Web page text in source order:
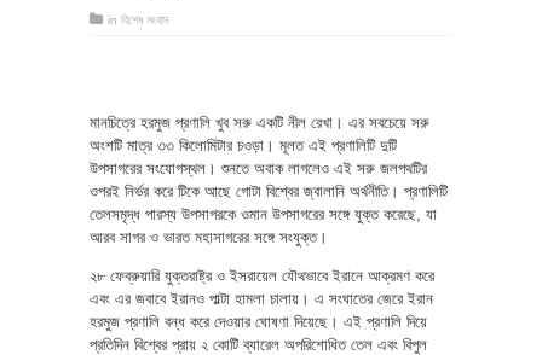
in বিশেষ সংবাদ
মানচিত্রে হরমুজ প্রণালি খুব সরু একটি নীল রেখা। এর সবচেয়ে সরু
অংশটি মাত্র ৩৩ কিলোমিটার চওড়া। মূলত এই প্রণালিটি দুটি
উপসাগরের সংযোগস্থল। শুনতে অবাক লাগলেও এই সরু জলপথটির
ওপরই নির্ভর করে টিকে আছে গোটা বিশ্বের জ্বালানি অর্থনীতি। প্রণালিটি
তেলসমৃদ্ধ পারস্য উপসাগরকে ওমান উপসাগরের সঙ্গে যুক্ত করেছে, যা
আরব সাগর ও ভারত মহাসাগরের সঙ্গে সংযুক্ত।
২৮ ফেব্রুয়ারি যুক্তরাষ্ট্র ও ইসরায়েল যৌথভাবে ইরানে আক্রমণ করে
এবং এর জবাবে ইরানও পাল্টা হামলা চালায়। এ সংঘাতের জেরে ইরান
হরমুজ প্রণালি বন্ধ করে দেওয়ার ঘোষণা দিয়েছে। এই প্রণালি দিয়ে
প্রতিদিন বিশ্বের প্রায় ২ কোটি ব্যারেল অপরিশোধিত তেল এবং বিপুল